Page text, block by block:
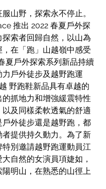
山野，探索永不停止。
推出 2022 春夏戶外探
索者回歸自然，以山為
，在「跑」山越嶺中感受
夏戶外探索系列新品持續
力戶外徒步及越野跑運
野跑鞋新品具有卓越的
抓地力和增強緩震特性
以及同樣柔軟透氣的舒適
戶外徒步還是越野跑，都
提供持久動力。為了新
特別邀請越野跑運動員江
自然的女演員項婕如，
陽明山，在熟悉的山徑上